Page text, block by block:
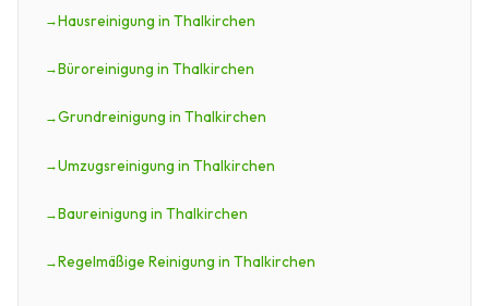
Hausreinigung in Thalkirchen
Büroreinigung in Thalkirchen
Grundreinigung in Thalkirchen
Umzugsreinigung in Thalkirchen
Baureinigung in Thalkirchen
Regelmäßige Reinigung in Thalkirchen